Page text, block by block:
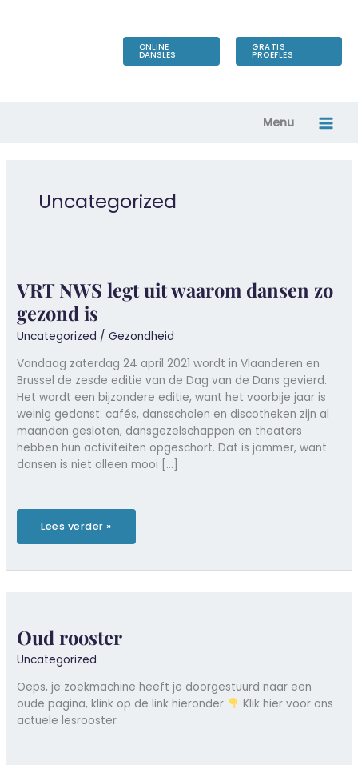
ONLINE
DANSLES
GRATIS
PROEFLES
Menu
Uncategorized
VRT NWS legt uit waarom dansen zo
gezond is
Uncategorized /Gezondheid
Vandaag zaterdag 24 april 2021 wordt in Vlaanderen en
Brussel de zesde editie van de Dag van de Dans gevierd.
Het wordt een bijzondere editie, want het voorbije jaar is
weinig gedanst: cafés, dansscholen en discotheken zijn al
maanden gesloten, dansgezelschappen en theaters
hebben hun activiteiten opgeschort. Dat is jammer, want
dansen is niet alleen mooi […]
VRT
legt
dansen
Lees verder »
Oud rooster
Uncategorized
Oeps, je zoekmachine heeft je doorgestuurd naar een
oude pagina, klink op de link hieronder
​ Klik hier voor ons
actuele lesrooster